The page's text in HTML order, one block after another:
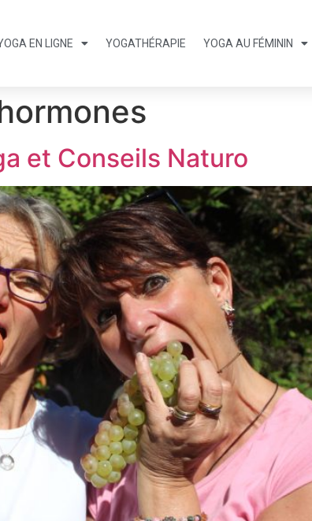
EN LIGNE YOGATHÉRAPIE YOGA AU FÉMININ
et Conseils Naturo